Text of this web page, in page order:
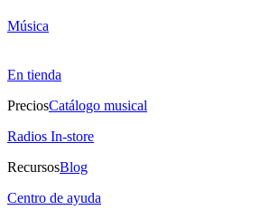
Música
En tienda
PreciosCatálogo musical
Radios In-store
RecursosBlog
Centro de ayuda